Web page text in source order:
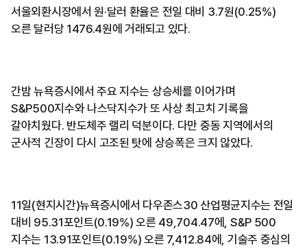
서울외환시장에서 원·달러 환율은 전일 대비 3.7원(0.25%)
오른 달러당 1476.4원에 거래되고 있다.
간밤 뉴욕증시에서 주요 지수는 상승세를 이어가며
S&P500지수와 나스닥지수가 또 사상 최고치 기록을
갈아치웠다. 반도체주 랠리 덕분이다. 다만 중동 지역에서의
군사적 긴장이 다시 고조된 탓에 상승폭은 크지 않았다.
11일(현지시간)뉴욕증시에서 다우존스30 산업평균지수는 전일
대비 95.31포인트(0.19%) 오른 49,704.47에, S&P 500
지수는 13.91포인트(0.19%) 오른 7,412.84에, 기술주 중심의